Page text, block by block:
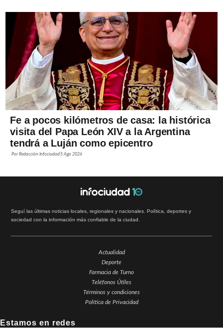
Fe a pocos kilómetros de casa: la histórica
visita del Papa León XIV a la Argentina
tendrá a Luján como epicentro
PorRedacción Infociudad 5 Ago 2026
Seguí las últimas noticias locales, regionales y nacionales. Política, deportes y
sociedad con la información más confiable de la ciudad.
Actualidad
Deporte
Farmacia de Turno
Teléfonos Útiles
Términos y condiciones
Política de Privacidad
Estamos en redes